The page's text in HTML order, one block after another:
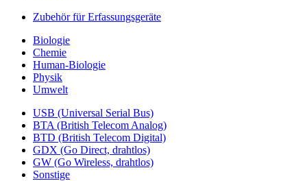
Zubehör für Erfassungsgeräte
Biologie
Chemie
Human-Biologie
Physik
Umwelt
USB (Universal Serial Bus)
BTA (British Telecom Analog)
BTD (British Telecom Digital)
GDX (Go Direct, drahtlos)
GW (Go Wireless, drahtlos)
Sonstige